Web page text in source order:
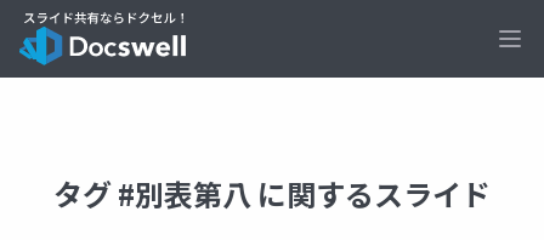
タグ #別表第八 に関するスライド